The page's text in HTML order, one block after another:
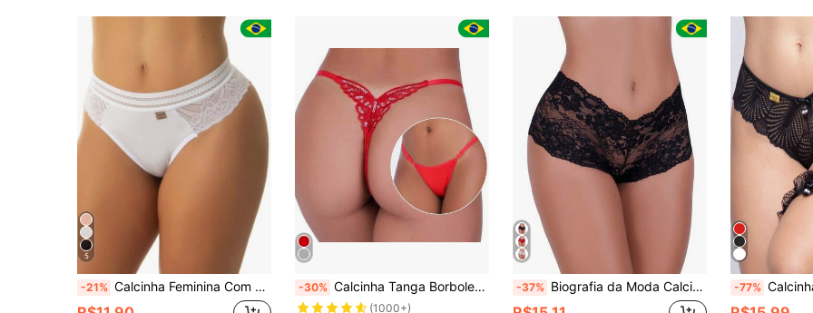
5
-21% Calcinha Feminina Com Detalhe em Renda com Cintura Confortável – Elegante e Confortável -30% Calcinha Tanga Borboleta com Regulagem Fio Dental Lingerie
(1000+)
-37% Biografia da Moda Calcinha Caleçon de Renda Casual-Confortável -77% Calcinha Sexy Com